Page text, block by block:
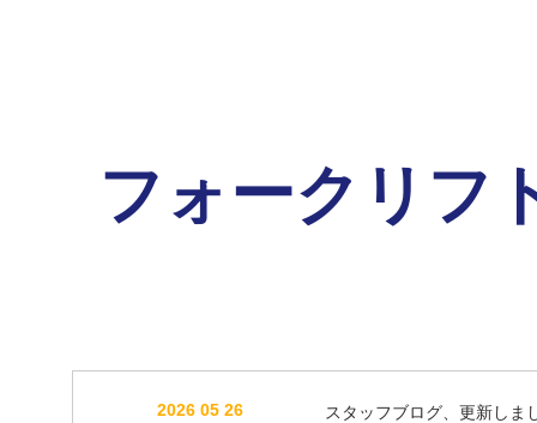
フォークリフ
2026 05 26 スタッフブログ、更新しま